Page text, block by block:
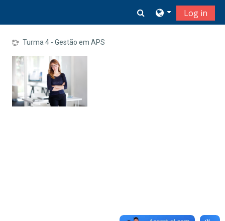
Toggle search
Log in
Turma 4 - Gestão em APS